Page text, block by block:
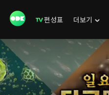
편성표 더보기